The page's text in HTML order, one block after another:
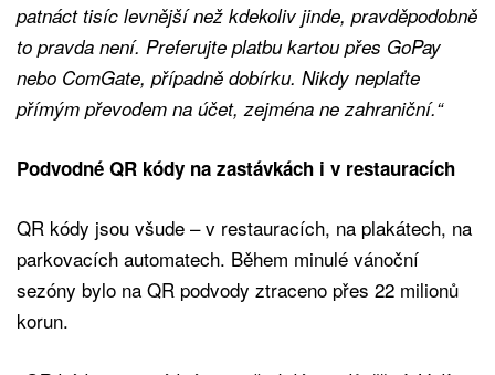
patnáct tisíc levnější než kdekoliv jinde, pravděpodobně
to pravda není. Preferujte platbu kartou přes GoPay
nebo ComGate, případně dobírku. Nikdy neplaťte
přímým převodem na účet, zejména ne zahraniční.“
Podvodné QR kódy na zastávkách i v restauracích
QR kódy jsou všude – v restauracích, na plakátech, na
parkovacích automatech. Během minulé vánoční
sezóny bylo na QR podvody ztraceno přes 22 milionů
korun.